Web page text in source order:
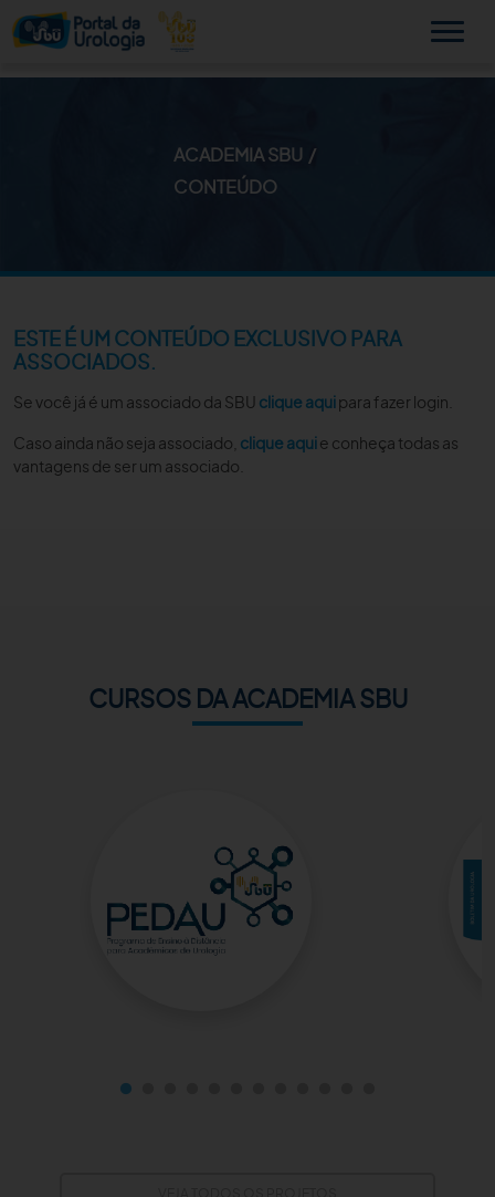
PUBLICAÇÕES
SBU NO CONSULTÓRIO
EDUCAÇÃO CONTINUADA
ACADEMIA SBU
CONTEÚDO
ESTE É UM CONTEÚDO EXCLUSIVO PARA
ASSOCIADOS.
Se você já é um associado da SBU clique aquipara fazer login.
Caso ainda não seja associado, clique aquie conheça todas as
vantagens de ser um associado.
CURSOS DA ACADEMIA SBU